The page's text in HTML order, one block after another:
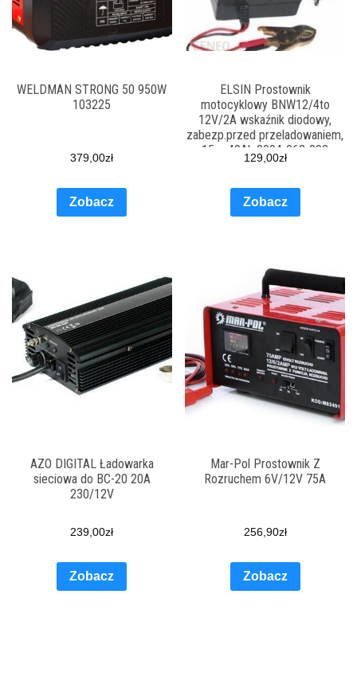
WELDMAN STRONG 50 950W
103225
379,00zł
Zobacz
ELSIN Prostownik
motocyklowy BNW12/4to
12V/2A wskaźnik diodowy,
zabezp.przed przeladowaniem,
15 – 40Ah 3004-062-002
129,00zł
Zobacz
AZO DIGITAL Ładowarka
sieciowa do BC-20 20A
230/12V
239,00zł
Zobacz
Mar-Pol Prostownik Z
Rozruchem 6V/12V 75A
256,90zł
Zobacz